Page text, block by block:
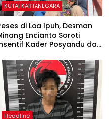
KUTAI KARTANEGARA
di Loa Ipuh, Desman
Endianto Soroti
Kader Posyandu dan
Headline